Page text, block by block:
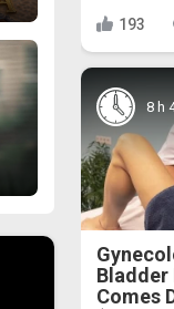
193
8 h
Bladder
Comes